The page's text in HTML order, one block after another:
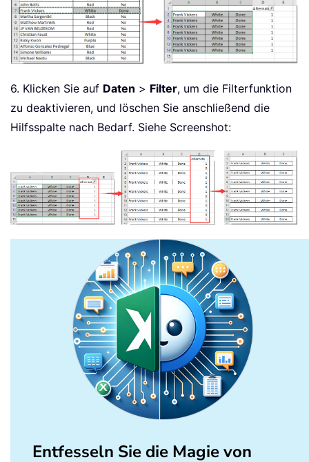
6. Klicken Sie auf Daten > Filter, um die Filterfunktion
zu deaktivieren, und löschen Sie anschließend die
Hilfsspalte nach Bedarf. Siehe Screenshot:
Entfesseln Sie die Magie von